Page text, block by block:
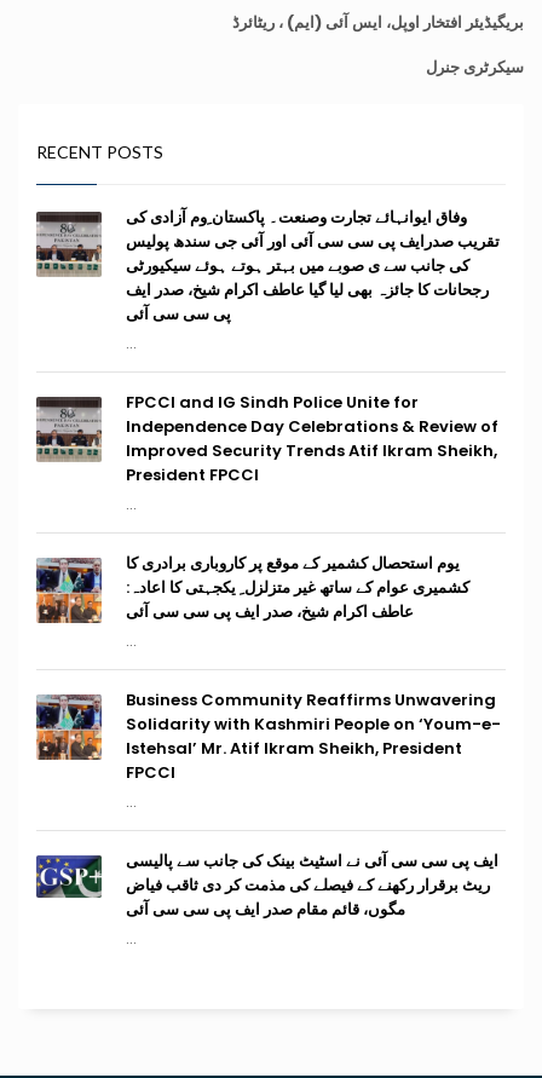
بریگیڈیئر افتخار اوپل، ایس آئی (ایم) ، ریٹائرڈ
سیکرٹری جنرل
RECENT POSTS
وفاق ایوانہائے تجارت وصنعت۔ پاکستان ِوم آزادی کی
تقریب صدرایف پی سی سی آئی اور آئی جی سندھ پولیس
کی جانب سے ی صوبے میں بہتر ہوتے ہوئے سیکیورٹی
رجحانات کا جائزہ بھی لیا گیا عاطف اکرام شیخ، صدر ایف
پی سی سی آئی
...
FPCCI and IG Sindh Police Unite for
Independence Day Celebrations & Review of
Improved Security Trends Atif Ikram Sheikh,
President FPCCI
...
یوم استحصال کشمیر کے موقع پر کاروباری برادری کا
کشمیری عوام کے ساتھ غیر متزلزل ِ یکجہتی کا اعادہ:
عاطف اکرام شیخ، صدر ایف پی سی سی آئی
...
Business Community Reaffirms Unwavering
Solidarity with Kashmiri People on ‘Youm-e-
Istehsal’ Mr. Atif Ikram Sheikh, President
FPCCI
...
ایف پی سی سی آئی نے اسٹیٹ بینک کی جانب سے پالیسی
ریٹ برقرار رکھنے کے فیصلے کی مذمت کر دی ثاقب فیاض
مگوں، قائم مقام صدر ایف پی سی سی آئی
...